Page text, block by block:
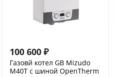
100 600 ₽
Газовй котел GB Mizudo
M40Т c шиной OpenTherm